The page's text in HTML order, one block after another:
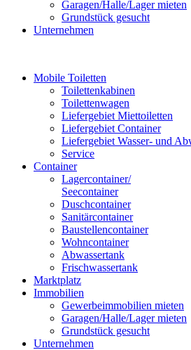
Garagen/Halle/Lager mieten
Grundstück gesucht
Unternehmen
Mobile Toiletten
Toilettenkabinen
Toilettenwagen
Liefergebiet Miettoiletten
Liefergebiet Container
Liefergebiet Wasser- und
Service
Container
Lagercontainer/
Seecontainer
Duschcontainer
Sanitärcontainer
Baustellencontainer
Wohncontainer
Abwassertank
Frischwassertank
Marktplatz
Immobilien
Gewerbeimmobilien mieten
Garagen/Halle/Lager mieten
Grundstück gesucht
Unternehmen